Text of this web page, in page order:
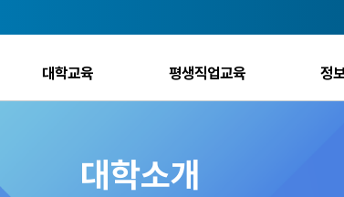
대학교육 평생직업교육 정
대학소개